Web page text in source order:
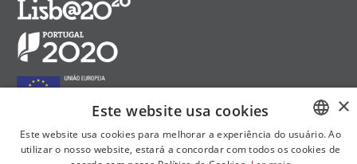
PORTUGUESE
×
Este website usa cookies
Este website usa cookies para melhorar a experiência do usuário. Ao
utilizar o nosso website, estará a concordar com todos os cookies de